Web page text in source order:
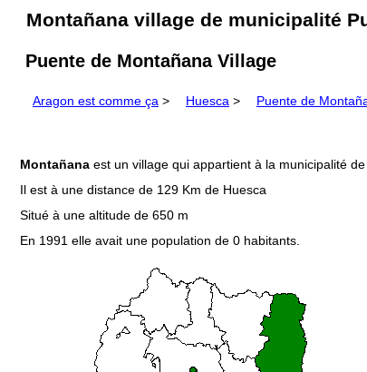
Montañana village de municipalité
Puente de Montañana Village
Aragon est comme ça > Huesca > Puente de
Montañana est un village qui appartient à la municipalité de
Il est à une distance de 129 Km de Huesca
Situé à une altitude de 650 m
En 1991 elle avait une population de 0 habitants.